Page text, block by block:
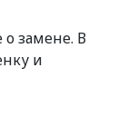
замене. В
и